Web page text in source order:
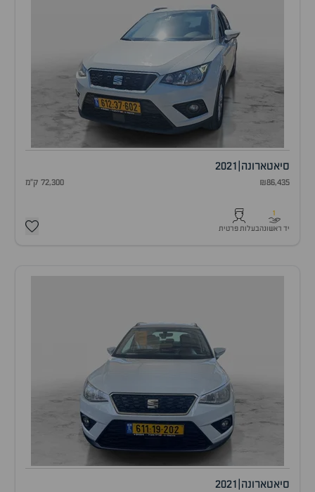
סיאטארונה 2021
₪86,435 72,300 ק"מ
1
יד ראשונהבעלות פרטית
סיאטארונה 2021